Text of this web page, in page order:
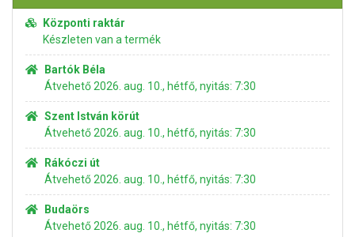
Központi raktár
Készleten van a termék
Bartók Béla
Átvehető 2026. aug. 10., hétfő, nyitás: 7:30
Szent István körút
Átvehető 2026. aug. 10., hétfő, nyitás: 7:30
Rákóczi út
Átvehető 2026. aug. 10., hétfő, nyitás: 7:30
Budaörs
Átvehető 2026. aug. 10., hétfő, nyitás: 7:30